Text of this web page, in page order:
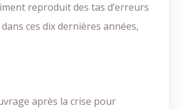
reproduit des tas d’erreurs
ces dix dernières années,
après la crise pour